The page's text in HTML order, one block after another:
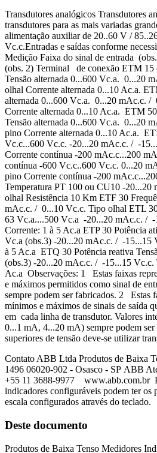
Transdutores analógicos Transdutores
transdutores para as mais variadas
alimentação auxiliar de 20..60 V /
Vc.c.Entradas e saídas conforme
Medição Faixa do sinal de entrada
(obs. 2) Terminal de conexão ETM
Tensão alternada 0...600 Vc.a. 0...20
olhal Corrente alternada 0...10 Ac.a.
alternada 0...600 Vc.a. 0...20 mAc.c. /
Corrente alternada 0...10 Ac.a. ETM
Tensão alternada 0...600 Vc.a. 0...20
pino Corrente alternada 0...10 Ac.a.
Vc.c...600 Vc.c. -20...20 mAc.c. / -
Corrente contínua -200 mAc.c...200
contínua -600 Vc.c..600 Vc.c. 0...20
pino Corrente contínua -200
Temperatura PT 100 ou CU10 -
olhal Resistência 10 Km ETF 30
mAc.c. / 0...10 Vc.c. Tipo olhal ETL 30
63 Vc.a....500 Vc.a -20...20 mAc.c. / -
Corrente: 1 à 5 Ac.a ETP 30 Potência
Vc.a (obs.3) -20...20 mAc.c. / -15...15
à 5 Ac.a ETQ 30 Potência reativa
(obs.3) -20...20 mAc.c. / -15...15 Vc.c.
Ac.a Observações: 1 Estas faixas
e máximos permitidos como sinal de
sempre podem ser fabricados. 2 Estas
mínimos e máximos de sinais de saída
em cada linha de transdutor. Valores
0...1 mA, 4...20 mA) sempre podem
superiores de tensão deve-se utilizar
Contato ABB Ltda Produtos de Baixa
1496 06020-902 - Osasco - SP ABB
+55 11 3688-9977 www.abb.com.br
indicadores configuráveis podem ter os
escala configurados através do teclado.
Deste documento
Produtos de Baixa Tenso Medidores